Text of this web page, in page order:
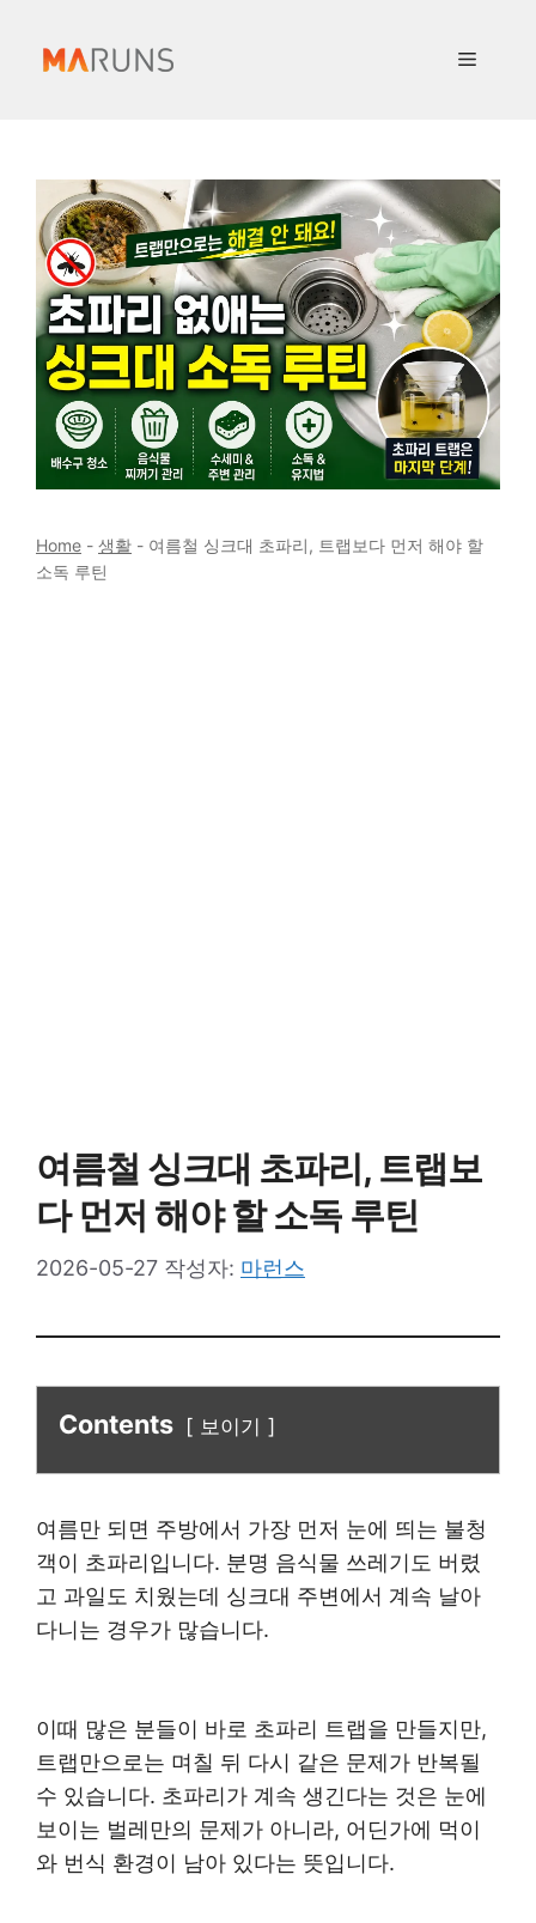
메
Home - 생활 - 여름철 싱크대 초파리, 트랩보다 먼저 해야 할
소독 루틴
여름철 싱크대 초파리, 트랩보
다 먼저 해야 할 소독 루틴
2026-05-27 작성자: 마런스
Contents 보이기
여름만 되면 주방에서 가장 먼저 눈에 띄는 불청
객이 초파리입니다. 분명 음식물 쓰레기도 버렸
고 과일도 치웠는데 싱크대 주변에서 계속 날아
다니는 경우가 많습니다.
이때 많은 분들이 바로 초파리 트랩을 만들지만,
트랩만으로는 며칠 뒤 다시 같은 문제가 반복될
수 있습니다. 초파리가 계속 생긴다는 것은 눈에
보이는 벌레만의 문제가 아니라, 어딘가에 먹이
와 번식 환경이 남아 있다는 뜻입니다.